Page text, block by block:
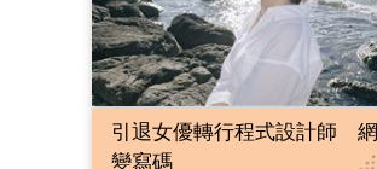
引退女優轉行程式設計師
變寫碼